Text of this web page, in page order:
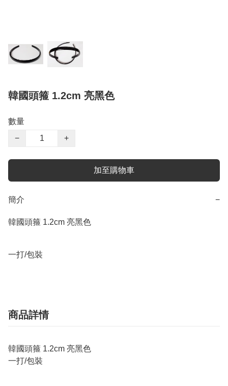
韓國頭箍 1.2cm 亮黑色
數量
−
+
加至購物車
簡介 −
韓國頭箍 1.2cm 亮黑色
一打/包裝
商品詳情
韓國頭箍 1.2cm 亮黑色
一打/包裝